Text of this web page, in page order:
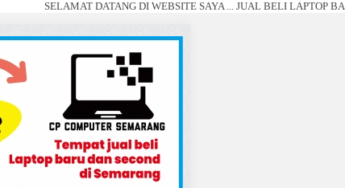
SELAMAT DATANG DI WEBSITE SAYA ... JUAL BELI LAPTOP BARU